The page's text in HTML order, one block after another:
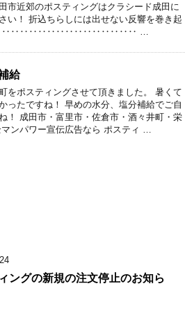
市近郊のポスティングはクラシード成田に
い！ 折込ちらしには出せない反響を巻き起
！ ‥‥‥‥‥‥‥‥‥‥‥‥‥‥‥ …
給
をポスティングさせて頂きました。 暑くて
ったですね！ 早めの水分、塩分補給でご自
！ 成田市・富里市・佐倉市・酒々井町・栄
ンパワー宣伝広告なら ポスティ …
ングの新規の注文停止のお知ら